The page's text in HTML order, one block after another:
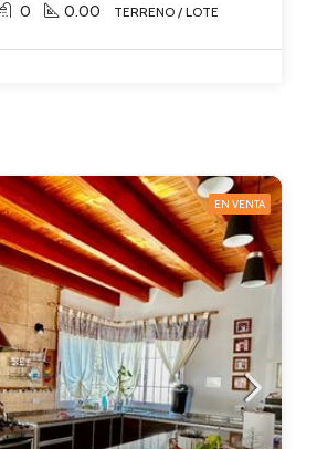
0 0.00 TERRENO / LOTE
EN VENTA